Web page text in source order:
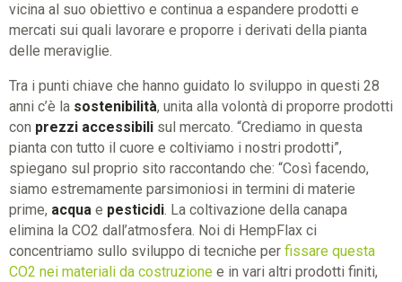
vicina al suo obiettivo e continua a espandere prodotti e
mercati sui quali lavorare e proporre i derivati della pianta
delle meraviglie.
Tra i punti chiave che hanno guidato lo sviluppo in questi 28
anni c’è la sostenibilità, unita alla volontà di proporre prodotti
con prezzi accessibili sul mercato. “Crediamo in questa
pianta con tutto il cuore e coltiviamo i nostri prodotti”,
spiegano sul proprio sito raccontando che: “Così facendo,
siamo estremamente parsimoniosi in termini di materie
prime, acqua e pesticidi. La coltivazione della canapa
elimina la CO2 dall’atmosfera. Noi di HempFlax ci
concentriamo sullo sviluppo di tecniche per fissare questa
CO2 nei materiali da costruzione e in vari altri prodotti finiti,